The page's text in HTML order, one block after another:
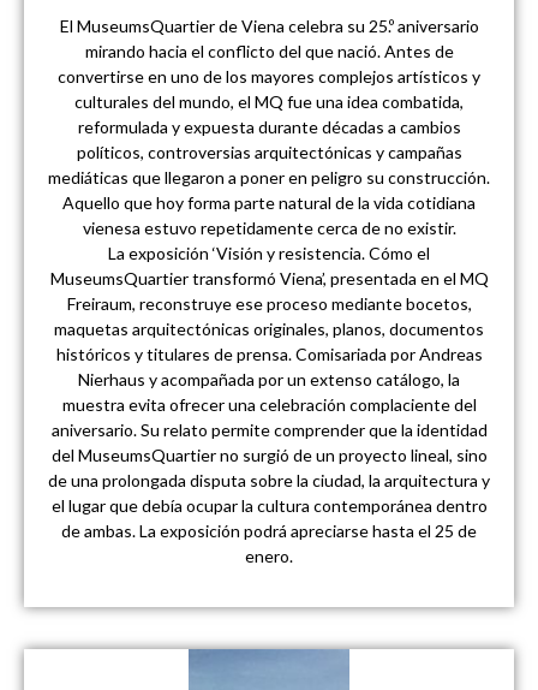
El MuseumsQuartier de Viena celebra su 25.º aniversario
mirando hacia el conflicto del que nació. Antes de
convertirse en uno de los mayores complejos artísticos y
culturales del mundo, el MQ fue una idea combatida,
reformulada y expuesta durante décadas a cambios
políticos, controversias arquitectónicas y campañas
mediáticas que llegaron a poner en peligro su construcción.
Aquello que hoy forma parte natural de la vida cotidiana
vienesa estuvo repetidamente cerca de no existir.
La exposición ‘Visión y resistencia. Cómo el
MuseumsQuartier transformó Viena’, presentada en el MQ
Freiraum, reconstruye ese proceso mediante bocetos,
maquetas arquitectónicas originales, planos, documentos
históricos y titulares de prensa. Comisariada por Andreas
Nierhaus y acompañada por un extenso catálogo, la
muestra evita ofrecer una celebración complaciente del
aniversario. Su relato permite comprender que la identidad
del MuseumsQuartier no surgió de un proyecto lineal, sino
de una prolongada disputa sobre la ciudad, la arquitectura y
el lugar que debía ocupar la cultura contemporánea dentro
de ambas. La exposición podrá apreciarse hasta el 25 de
enero.